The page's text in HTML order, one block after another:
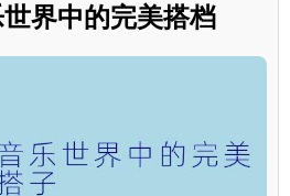
界中的完美搭档